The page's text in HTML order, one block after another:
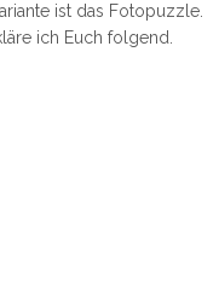
ist das Fotopuzzle.
ich Euch folgend.